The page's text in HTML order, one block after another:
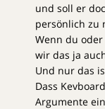
und soll er
persönlich zu
Wenn du
wir das ja
Und nur das
Dass
Argumente